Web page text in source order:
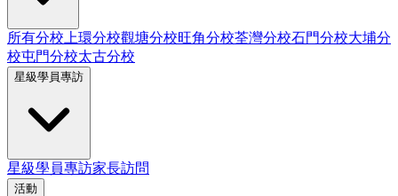
所有分校 上環分校觀塘分校旺角分校荃灣分校石門分校大埔分
校屯門分校太古分校
星級學員專訪
星級學員專訪家長訪問
活動